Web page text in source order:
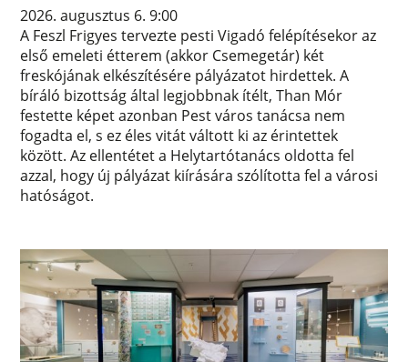
2026. augusztus 6. 9:00
A Feszl Frigyes tervezte pesti Vigadó felépítésekor az
első emeleti étterem (akkor Csemegetár) két
freskójának elkészítésére pályázatot hirdettek. A
bíráló bizottság által legjobbnak ítélt, Than Mór
festette képet azonban Pest város tanácsa nem
fogadta el, s ez éles vitát váltott ki az érintettek
között. Az ellentétet a Helytartótanács oldotta fel
azzal, hogy új pályázat kiírására szólította fel a városi
hatóságot.